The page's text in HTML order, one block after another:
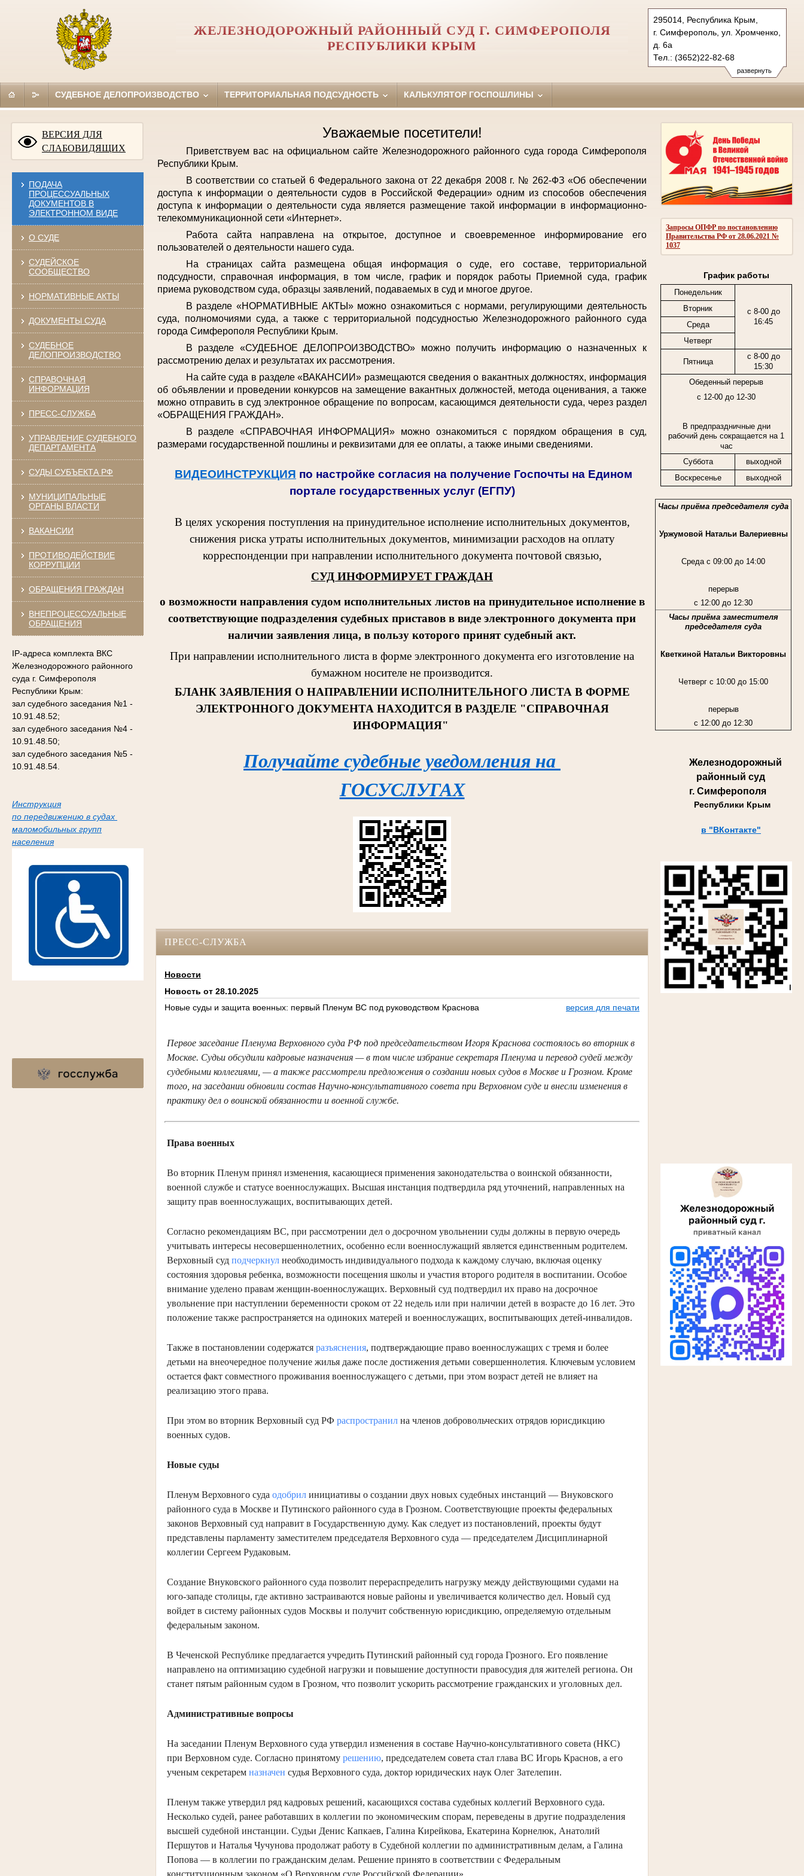
развернуть
295014, Республика Крым,
г. Симферополь, ул. Хромченко,
д. 6а
Тел.: (3652)22-82-68
zheleznodorozhniy.krm@sudrf.ru
ЖЕЛЕЗНОДОРОЖНЫЙ РАЙОННЫЙ СУД Г. СИМФЕРОПОЛЯ
РЕСПУБЛИКИ КРЫМ
СУДЕБНОЕ ДЕЛОПРОИЗВОДСТВО ТЕРРИТОРИАЛЬНАЯ ПОДСУДНОСТЬ КАЛЬКУЛЯТОР ГОСПОШЛИНЫ
ВЕРСИЯ ДЛЯ
СЛАБОВИДЯЩИХ
ПОДАЧА
ПРОЦЕССУАЛЬНЫХ
ДОКУМЕНТОВ В
ЭЛЕКТРОННОМ ВИДЕ
О СУДЕ
СУДЕЙСКОЕ
СООБЩЕСТВО
НОРМАТИВНЫЕ АКТЫ
ДОКУМЕНТЫ СУДА
СУДЕБНОЕ
ДЕЛОПРОИЗВОДСТВО
СПРАВОЧНАЯ
ИНФОРМАЦИЯ
ПРЕСС-СЛУЖБА
УПРАВЛЕНИЕ СУДЕБНОГО
ДЕПАРТАМЕНТА
СУДЫ СУБЪЕКТА РФ
МУНИЦИПАЛЬНЫЕ
ОРГАНЫ ВЛАСТИ
ВАКАНСИИ
ПРОТИВОДЕЙСТВИЕ
КОРРУПЦИИ
ОБРАЩЕНИЯ ГРАЖДАН
ВНЕПРОЦЕССУАЛЬНЫЕ
ОБРАЩЕНИЯ
IP-адреса комплекта ВКС
Железнодорожного районного
суда г. Симферополя
Республики Крым:
зал судебного заседания №1 -
10.91.48.52;
зал судебного заседания №4 -
10.91.48.50;
зал судебного заседания №5 -
10.91.48.54.
Инструкция
по передвижению в судах
маломобильных групп
населения
Запросы ОПФР по постановлению
Правительства РФ от 28.06.2021 №
1037
График работы
Понедельник
с 8-00 до
16:45
Вторник
Среда
Четверг
Пятница
с 8-00 до
15:30
Обеденный перерыв
с 12-00 до 12-30
В предпраздничные дни
рабочий день сокращается на 1
час
Суббота
выходной
Воскресенье
выходной
Часы приёма председателя суда
Уржумовой Натальи Валериевны
Среда с 09:00 до 14:00
перерыв
с 12:00 до 12:30
Часы приёма заместителя
председателя суда
Кветкиной Натальи Викторовны
Четверг с 10:00 до 15:00
перерыв
с 12:00 до 12:30
Железнодорожный
районный суд
г. Симферополя
Республики Крым
в "ВКонтакте"
Уважаемые посетители!
Приветствуем вас на официальном сайте Железнодорожного районного суда города Симферополя
Республики Крым.
В соответствии со статьей 6 Федерального закона от 22 декабря 2008 г. № 262-ФЗ «Об обеспечении
доступа к информации о деятельности судов в Российской Федерации» одним из способов обеспечения
доступа к информации о деятельности суда является размещение такой информации в информационно-
телекоммуникационной сети «Интернет».
Работа сайта направлена на открытое, доступное и своевременное информирование его
пользователей о деятельности нашего суда.
На страницах сайта размещена общая информация о суде, его составе, территориальной
подсудности, справочная информация, в том числе, график и порядок работы Приемной суда, график
приема руководством суда, образцы заявлений, подаваемых в суд и многое другое.
В разделе «НОРМАТИВНЫЕ АКТЫ» можно ознакомиться с нормами, регулирующими деятельность
суда, полномочиями суда, а также с территориальной подсудностью Железнодорожного районного суда
города Симферополя Республики Крым.
В разделе «СУДЕБНОЕ ДЕЛОПРОИЗВОДСТВО» можно получить информацию о назначенных к
рассмотрению делах и результатах их рассмотрения.
На сайте суда в разделе «ВАКАНСИИ» размещаются сведения о вакантных должностях, информация
об объявлении и проведении конкурсов на замещение вакантных должностей, метода оценивания, а также
можно отправить в суд электронное обращение по вопросам, касающимся деятельности суда, через раздел
«ОБРАЩЕНИЯ ГРАЖДАН».
В разделе «СПРАВОЧНАЯ ИНФОРМАЦИЯ» можно ознакомиться с порядком обращения в суд,
размерами государственной пошлины и реквизитами для ее оплаты, а также иными сведениями.
ВИДЕОИНСТРУКЦИЯ по настройке согласия на получение Госпочты на Едином
портале государственных услуг (ЕГПУ)
В целях ускорения поступления на принудительное исполнение исполнительных документов,
снижения риска утраты исполнительных документов, минимизации расходов на оплату
корреспонденции при направлении исполнительного документа почтовой связью,
СУД ИНФОРМИРУЕТ ГРАЖДАН
о возможности направления судом исполнительных листов на принудительное исполнение в
соответствующие подразделения судебных приставов в виде электронного документа при
наличии заявления лица, в пользу которого принят судебный акт.
При направлении исполнительного листа в форме электронного документа его изготовление на
бумажном носителе не производится.
БЛАНК ЗАЯВЛЕНИЯ О НАПРАВЛЕНИИ ИСПОЛНИТЕЛЬНОГО ЛИСТА В ФОРМЕ
ЭЛЕКТРОННОГО ДОКУМЕНТА НАХОДИТСЯ В РАЗДЕЛЕ "СПРАВОЧНАЯ
ИНФОРМАЦИЯ"
Получайте судебные уведомления на
ГОСУСЛУГАХ
ПРЕСС-СЛУЖБА
Новости
Новость от 28.10.2025
Новые суды и защита военных: первый Пленум ВС под руководством Краснова
версия для печати
Первое заседание Пленума Верховного суда РФ под председательством Игоря Краснова состоялось во вторник в
Москве. Судьи обсудили кадровые назначения — в том числе избрание секретаря Пленума и перевод судей между
судебными коллегиями, — а также рассмотрели предложения о создании новых судов в Москве и Грозном. Кроме
того, на заседании обновили состав Научно-консультативного совета при Верховном суде и внесли изменения в
практику дел о воинской обязанности и военной службе.
Права военных
Во вторник Пленум принял изменения, касающиеся применения законодательства о воинской обязанности,
военной службе и статусе военнослужащих. Высшая инстанция подтвердила ряд уточнений, направленных на
защиту прав военнослужащих, воспитывающих детей.
Согласно рекомендациям ВС, при рассмотрении дел о досрочном увольнении суды должны в первую очередь
учитывать интересы несовершеннолетних, особенно если военнослужащий является единственным родителем.
Верховный суд подчеркнулнеобходимость индивидуального подхода к каждому случаю, включая оценку
состояния здоровья ребенка, возможности посещения школы и участия второго родителя в воспитании. Особое
внимание уделено правам женщин-военнослужащих. Верховный суд подтвердил их право на досрочное
увольнение при наступлении беременности сроком от 22 недель или при наличии детей в возрасте до 16 лет. Это
положение также распространяется на одиноких матерей и военнослужащих, воспитывающих детей-инвалидов.
Также в постановлении содержатся разъяснения, подтверждающие право военнослужащих с тремя и более
детьми на внеочередное получение жилья даже после достижения детьми совершеннолетия. Ключевым условием
остается факт совместного проживания военнослужащего с детьми, при этом возраст детей не влияет на
реализацию этого права.
При этом во вторник Верховный суд РФ распространилна членов добровольческих отрядов юрисдикцию
военных судов.
Новые суды
Пленум Верховного суда одобрилинициативы о создании двух новых судебных инстанций — Внуковского
районного суда в Москве и Путинского районного суда в Грозном. Соответствующие проекты федеральных
законов Верховный суд направит в Государственную думу. Как следует из постановлений, проекты будут
представлены парламенту заместителем председателя Верховного суда — председателем Дисциплинарной
коллегии Сергеем Рудаковым.
Создание Внуковского районного суда позволит перераспределить нагрузку между действующими судами на
юго-западе столицы, где активно застраиваются новые районы и увеличивается количество дел. Новый суд
войдет в систему районных судов Москвы и получит собственную юрисдикцию, определяемую отдельным
федеральным законом.
В Чеченской Республике предлагается учредить Путинский районный суд города Грозного. Его появление
направлено на оптимизацию судебной нагрузки и повышение доступности правосудия для жителей региона. Он
станет пятым районным судом в Грозном, что позволит ускорить рассмотрение гражданских и уголовных дел.
Административные вопросы
На заседании Пленум Верховного суда утвердил изменения в составе Научно-консультативного совета (НКС)
при Верховном суде. Согласно принятому решению, председателем совета стал глава ВС Игорь Краснов, а его
ученым секретарем назначен судья Верховного суда, доктор юридических наук Олег Зателепин.
Пленум также утвердил ряд кадровых решений, касающихся состава судебных коллегий Верховного суда.
Несколько судей, ранее работавших в коллегии по экономическим спорам, переведены в другие подразделения
высшей судебной инстанции. Судьи Денис Капкаев, Галина Кирейкова, Екатерина Корнелюк, Анатолий
Першутов и Наталья Чучунова продолжат работу в Судебной коллегии по административным делам, а Галина
Попова — в коллегии по гражданским делам. Решение принято в соответствии с Федеральным